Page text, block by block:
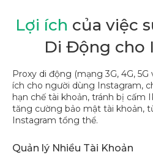
Lợi ích của việc
Di Động cho
Proxy di động (mạng 3G, 4G, 5G
ích cho người dùng Instagram,
hạn chế tài khoản, tránh bị cấm
tăng cường bảo mật tài khoản,
Instagram tổng thể.
Quản lý Nhiều Tài Khoản